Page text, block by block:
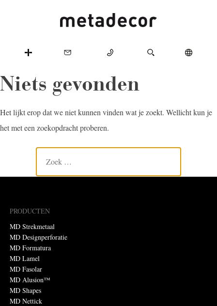
Niets gevonden
Het lijkt erop dat we niet kunnen vinden wat je zoekt. Wellicht kun je
het met een zoekopdracht proberen.
PRODUCTEN
MD Strekmetaal
MD Designperforatie
MD Formatura
MD Lamel
MD Fasolar
MD Alusion™
MD Shapes
MD Nettick